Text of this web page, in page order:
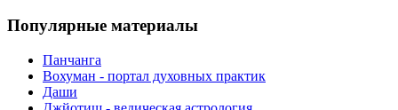
Популярные материалы
Панчанга
Вохуман - портал духовных практик
Даши